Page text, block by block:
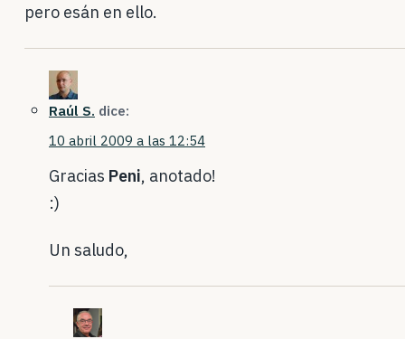
pero esán en ello.
Raúl S. dice:
10 abril 2009 a las 12:54
Gracias Peni, anotado!
:)
Un saludo,